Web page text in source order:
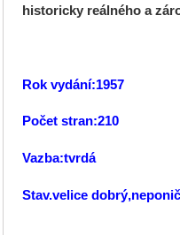
historicky reálného a
Rok vydání:1957
Počet stran:210
Vazba:tvrdá
Stav.velice